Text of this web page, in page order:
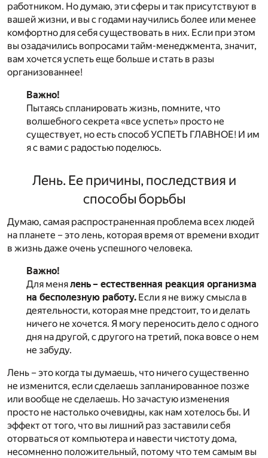
работником. Но думаю, эти сферы и так присутствуют в
вашей жизни, и вы с годами научились более или менее
комфортно для себя существовать в них. Если при этом
вы озадачились вопросами тайм-менеджмента, значит,
вам хочется успеть еще больше и стать в разы
организованнее!
Важно!
Пытаясь спланировать жизнь, помните, что
волшебного секрета «все успеть» просто не
существует, но есть способ УСПЕТЬ ГЛАВНОЕ! И им
я с вами с радостью поделюсь.
Лень. Ее причины, последствия и
способы борьбы
Думаю, самая распространенная проблема всех людей
на планете – это лень, которая время от времени входит
в жизнь даже очень успешного человека.
Важно!
Для менялень – естественная реакция организма
на бесполезную работу. Если я не вижу смысла в
деятельности, которая мне предстоит, то и делать
ничего не хочется. Я могу переносить дело с одного
дня на другой, с другого на третий, пока вовсе о нем
не забуду.
Лень – это когда ты думаешь, что ничего существенно
не изменится, если сделаешь запланированное позже
или вообще не сделаешь. Но зачастую изменения
просто не настолько очевидны, как нам хотелось бы. И
эффект от того, что вы лишний раз заставили себя
оторваться от компьютера и навести чистоту дома,
несомненно положительный, потому что тем самым вы